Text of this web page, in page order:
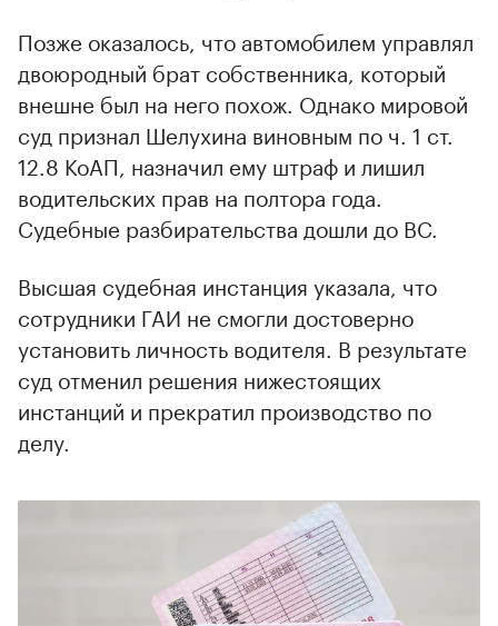
Позже оказалось, что автомобилем управлял
двоюродный брат собственника, который
внешне был на него похож. Однако мировой
суд признал Шелухина виновным по ч. 1 ст.
12.8 КоАП, назначил ему штраф и лишил
водительских прав на полтора года.
Судебные разбирательства дошли до ВС.
Высшая судебная инстанция указала, что
сотрудники ГАИ не смогли достоверно
установить личность водителя. В результате
суд отменил решения нижестоящих
инстанций и прекратил производство по
делу.